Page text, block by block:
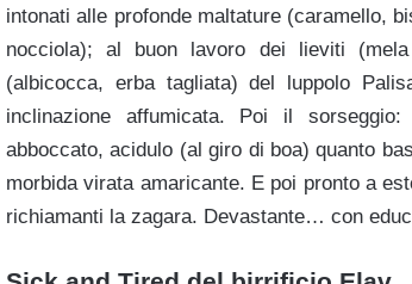
intonati alle profonde maltature (caramello,
nocciola); al buon lavoro dei lieviti
(albicocca, erba tagliata) del luppolo
inclinazione affumicata. Poi il
abboccato, acidulo (al giro di boa) quanto
morbida virata amaricante. E poi pronto a
richiamanti la zagara. Devastante… con